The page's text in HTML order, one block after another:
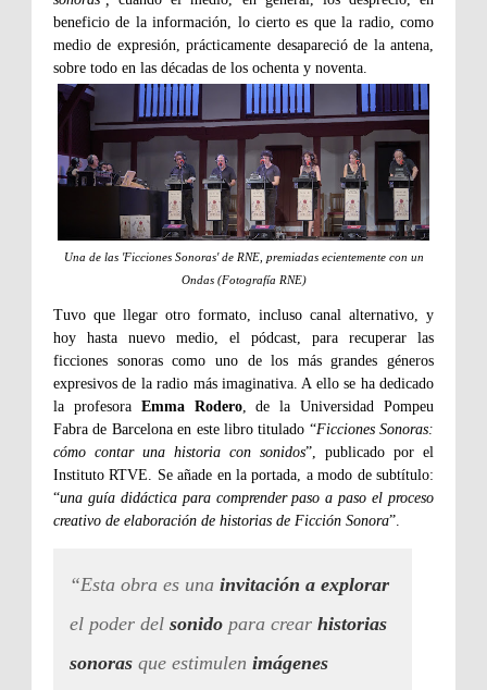
beneficio de la información, lo cierto es que la radio, como
medio de expresión, prácticamente desapareció de la antena,
sobre todo en las décadas de los ochenta y noventa.
Una de las 'Ficciones Sonoras' de RNE, premiadas ecientemente con un
Ondas (Fotografía RNE)
Tuvo que llegar otro formato, incluso canal alternativo, y
hoy hasta nuevo medio, el pódcast, para recuperar las
ficciones sonoras como uno de los más grandes géneros
expresivos de la radio más imaginativa. A ello se ha dedicado
la profesora Emma Rodero, de la Universidad Pompeu
Fabra de Barcelona en este libro titulado “Ficciones Sonoras:
cómo contar una historia con sonidos”, publicado por el
Instituto RTVE. Se añade en la portada, a modo de subtítulo:
“una guía didáctica para comprender paso a paso el proceso
creativo de elaboración de historias de Ficción Sonora”.
“Esta obra es una invitación a explorar
el poder del sonido para crear historias
sonoras que estimulen imágenes